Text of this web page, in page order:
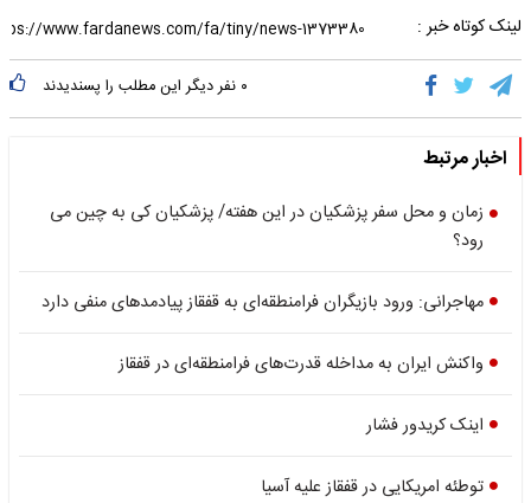
لینک کوتاه خبر :
۰ نفر دیگر این مطلب را پسندیدند
اخبار مرتبط
زمان و محل سفر پزشکیان در این هفته/ پزشکیان کی به چین می
رود؟
مهاجرانی: ورود بازیگران فرامنطقه‌ای به قفقاز پیادمدهای منفی دارد
واکنش ایران به مداخله قدرت‌های فرامنطقه‌ای در قفقاز
اینک کریدور فشار
توطئه امریکایی در قفقاز علیه آسیا